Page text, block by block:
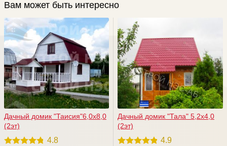
Вам может быть интересно
Дачный домик "Таисия"6,0х8,0
(2эт)
4.8
Дачный домик "Тала" 5,2х4,0
(2эт)
4.9